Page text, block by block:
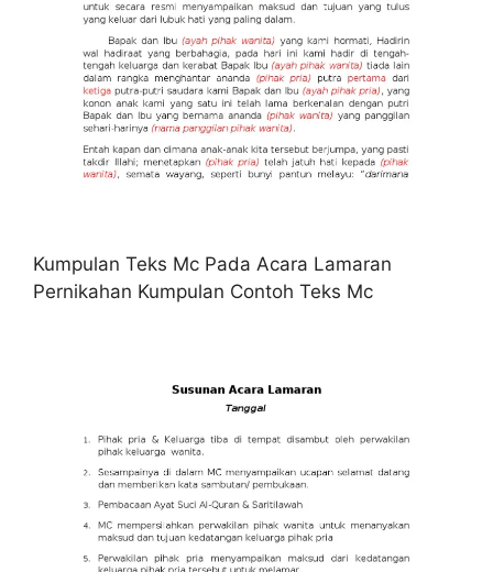
Kumpulan Teks Mc Pada Acara Lamaran
Pernikahan Kumpulan Contoh Teks Mc